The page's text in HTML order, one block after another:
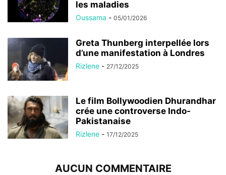
les maladies
Oussama - 05/01/2026
Greta Thunberg interpellée lors
d’une manifestation à Londres
Rizlene - 27/12/2025
Le film Bollywoodien Dhurandhar
crée une controverse Indo-
Pakistanaise
Rizlene - 17/12/2025
AUCUN COMMENTAIRE